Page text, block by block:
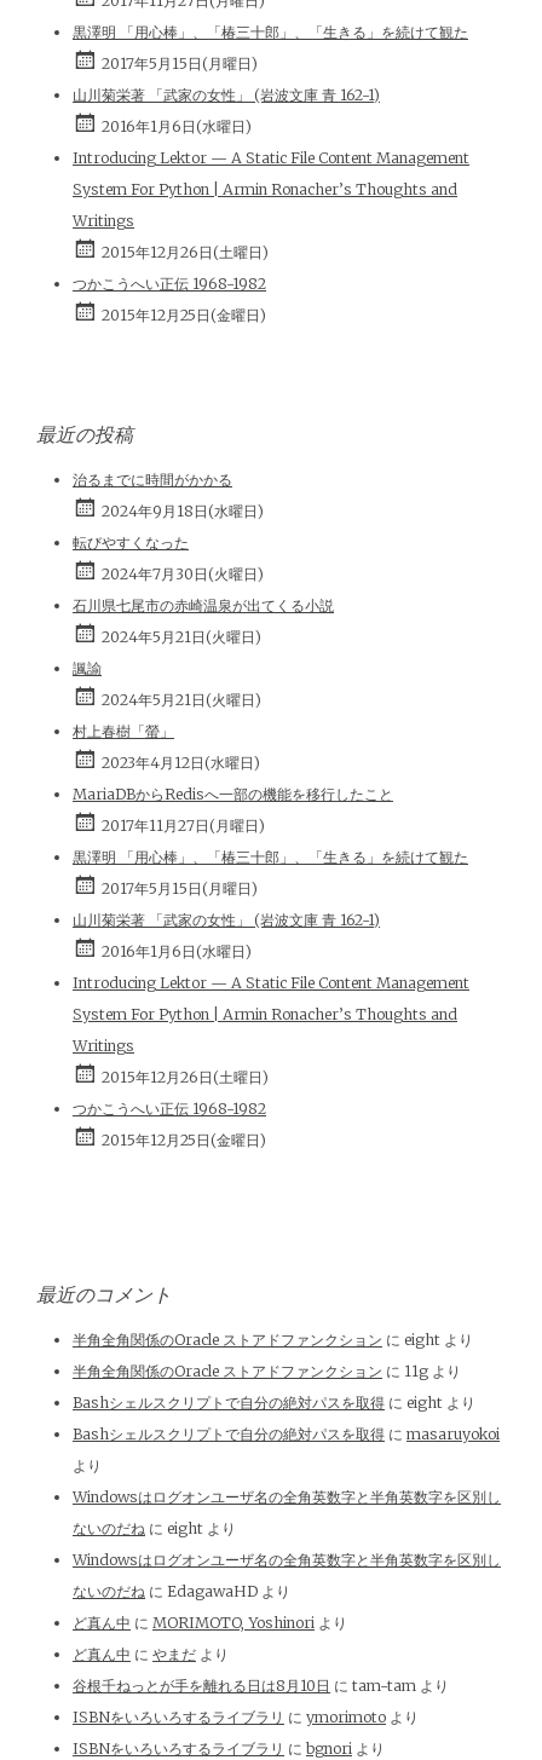
黒澤明 「用心棒」、「椿三十郎」、「生きる」を続けて観た
2017年5月15日(月曜日)
山川菊栄著 「武家の女性」 (岩波文庫 青 162-1)
2016年1月6日(水曜日)
Introducing Lektor — A Static File Content Management
System For Python | Armin Ronacher’s Thoughts and
Writings
2015年12月26日(土曜日)
つかこうへい正伝 1968-1982
2015年12月25日(金曜日)
最近の投稿
治るまでに時間がかかる
2024年9月18日(水曜日)
転びやすくなった
2024年7月30日(火曜日)
石川県七尾市の赤崎温泉が出てくる小説
2024年5月21日(火曜日)
諷諭
2024年5月21日(火曜日)
村上春樹「螢」
2023年4月12日(水曜日)
MariaDBからRedisへ一部の機能を移行したこと
2017年11月27日(月曜日)
黒澤明 「用心棒」、「椿三十郎」、「生きる」を続けて観た
2017年5月15日(月曜日)
山川菊栄著 「武家の女性」 (岩波文庫 青 162-1)
2016年1月6日(水曜日)
Introducing Lektor — A Static File Content Management
System For Python | Armin Ronacher’s Thoughts and
Writings
2015年12月26日(土曜日)
つかこうへい正伝 1968-1982
2015年12月25日(金曜日)
最近のコメント
半角全角関係のOracle ストアドファンクション に eight より
半角全角関係のOracle ストアドファンクション に 11g より
Bashシェルスクリプトで自分の絶対パスを取得 に eight より
Bashシェルスクリプトで自分の絶対パスを取得 に masaruyokoi
より
Windowsはログオンユーザ名の全角英数字と半角英数字を区別し
ないのだね に eight より
Windowsはログオンユーザ名の全角英数字と半角英数字を区別し
ないのだね に EdagawaHD より
ど真ん中 に MORIMOTO, Yoshinori より
ど真ん中 に やまだ より
谷根千ねっとが手を離れる日は8月10日 に tam-tam より
ISBNをいろいろするライブラリ に ymorimoto より
ISBNをいろいろするライブラリ に bgnori より